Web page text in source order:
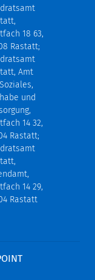
18 63,
Rastatt;
Amt
und
14 32,
Rastatt;
14 29,
Rastatt